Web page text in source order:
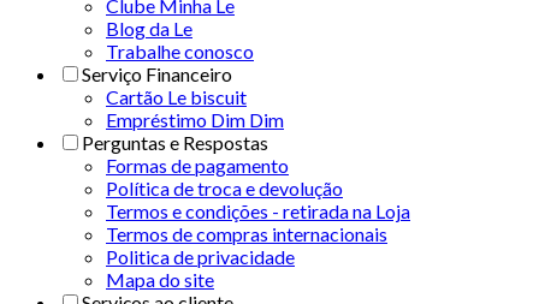
Clube Minha Le
Blog da Le
Trabalhe conosco
Serviço Financeiro
Cartão Le biscuit
Empréstimo Dim Dim
Perguntas e Respostas
Formas de pagamento
Política de troca e devolução
Termos e condições - retirada na Loja
Termos de compras internacionais
Politica de privacidade
Mapa do site